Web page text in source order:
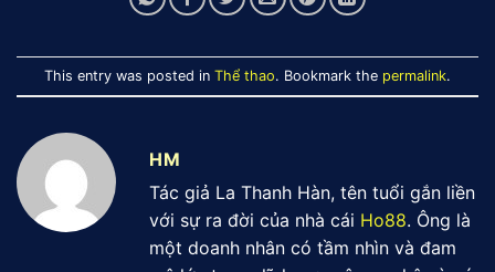
This entry was posted in Thể thao. Bookmark the permalink.
HM
Tác giả La Thanh Hàn, tên tuổi gắn liền
với sự ra đời của nhà cái Ho88. Ông là
một doanh nhân có tầm nhìn và đam